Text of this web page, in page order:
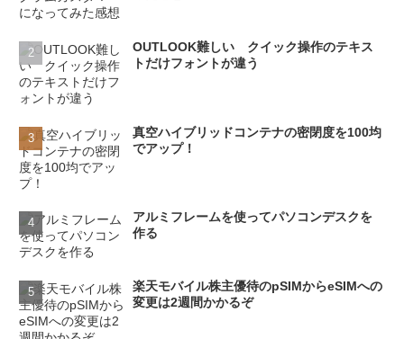
OUTLOOK難しい クイック操作のテキス
トだけフォントが違う
真空ハイブリッドコンテナの密閉度を100均
でアップ！
アルミフレームを使ってパソコンデスクを
作る
楽天モバイル株主優待のpSIMからeSIMへの
変更は2週間かかるぞ